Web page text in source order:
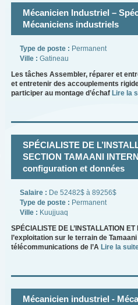
Mécanicien Industriel –
Mécaniciens industriels
Type de poste : Permanent
Ville : Gatineau
Les tâches Assembler, réparer et
et entretenir des accouplements
participer au montage d’échaf Lire la
SPÉCIALISTE DE
SECTION TAMAANI
configuration et données
Salaire : De 52482$ à 89256$
Type de poste : Permanent
Ville : Kuujjuaq
SPÉCIALISTE DE L’INSTALLATION
l’exploitation sur le terrain de
télécommunications de l’A Lire la
Mécanicien industriel -